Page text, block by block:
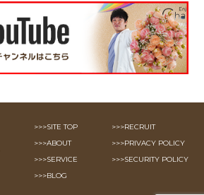
>>>SITE TOP
>>>ABOUT
>>>SERVICE
>>>BLOG
>>>RECRUIT
>>>PRIVACY POLICY
>>>SECURITY POLICY